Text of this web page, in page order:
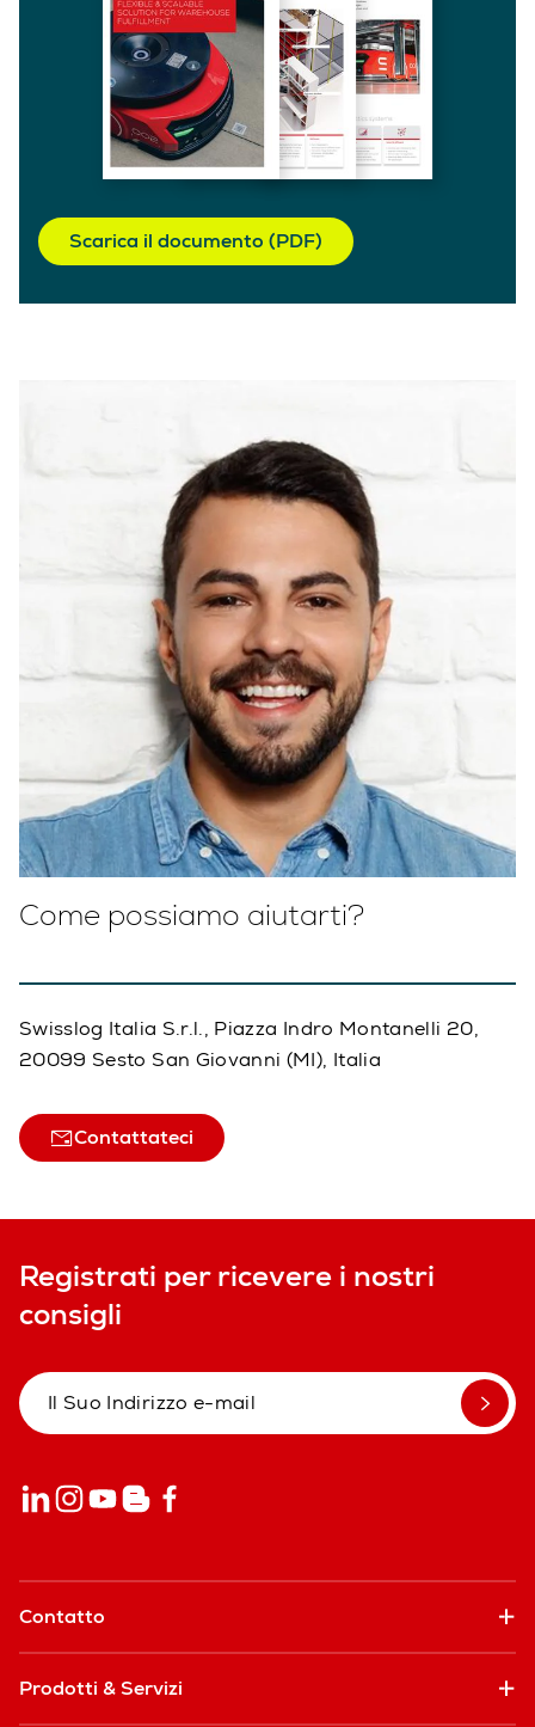
Scarica il documento (PDF)
Come possiamo aiutarti?
Swisslog Italia S.r.l., Piazza Indro Montanelli 20,
20099 Sesto San Giovanni (MI), Italia
Contattateci
Registrati per ricevere i nostri
consigli
Contatto
Prodotti & Servizi